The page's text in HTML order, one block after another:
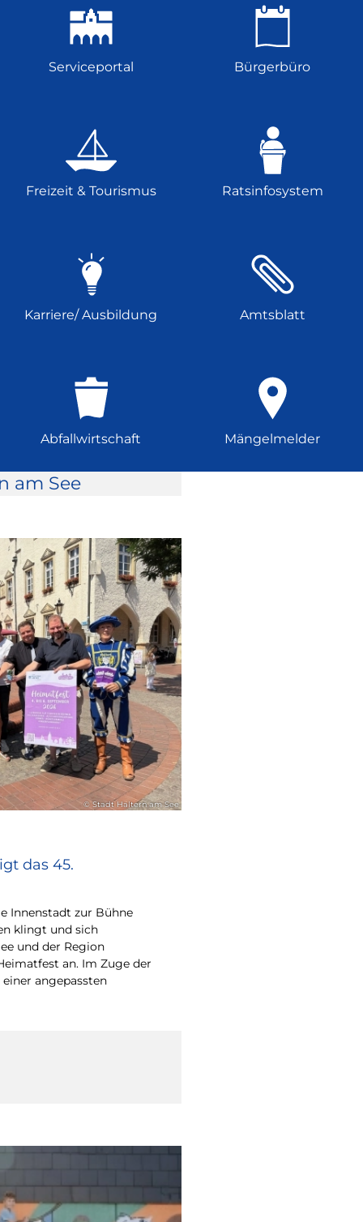
Serviceportal Bürgerbüro
Freizeit & Tourismus Ratsinfosystem
Karriere/ Ausbildung Amtsblatt
Abfallwirtschaft Mängelmelder
am See
© Stadt Haltern am See
das 45.
Innenstadt zur Bühne
klingt und sich
und der Region
an. Im Zuge der
angepassten